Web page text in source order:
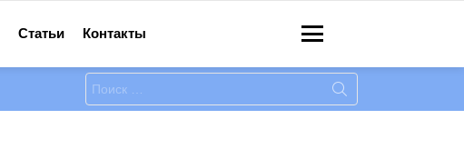
Статьи Контакты
Искать: